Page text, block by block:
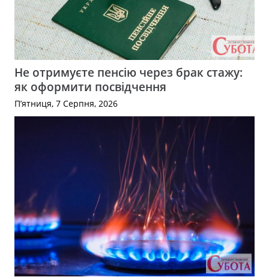
Не отримуєте пенсію через брак стажу:
як оформити посвідчення
П’ятниця, 7 Серпня, 2026